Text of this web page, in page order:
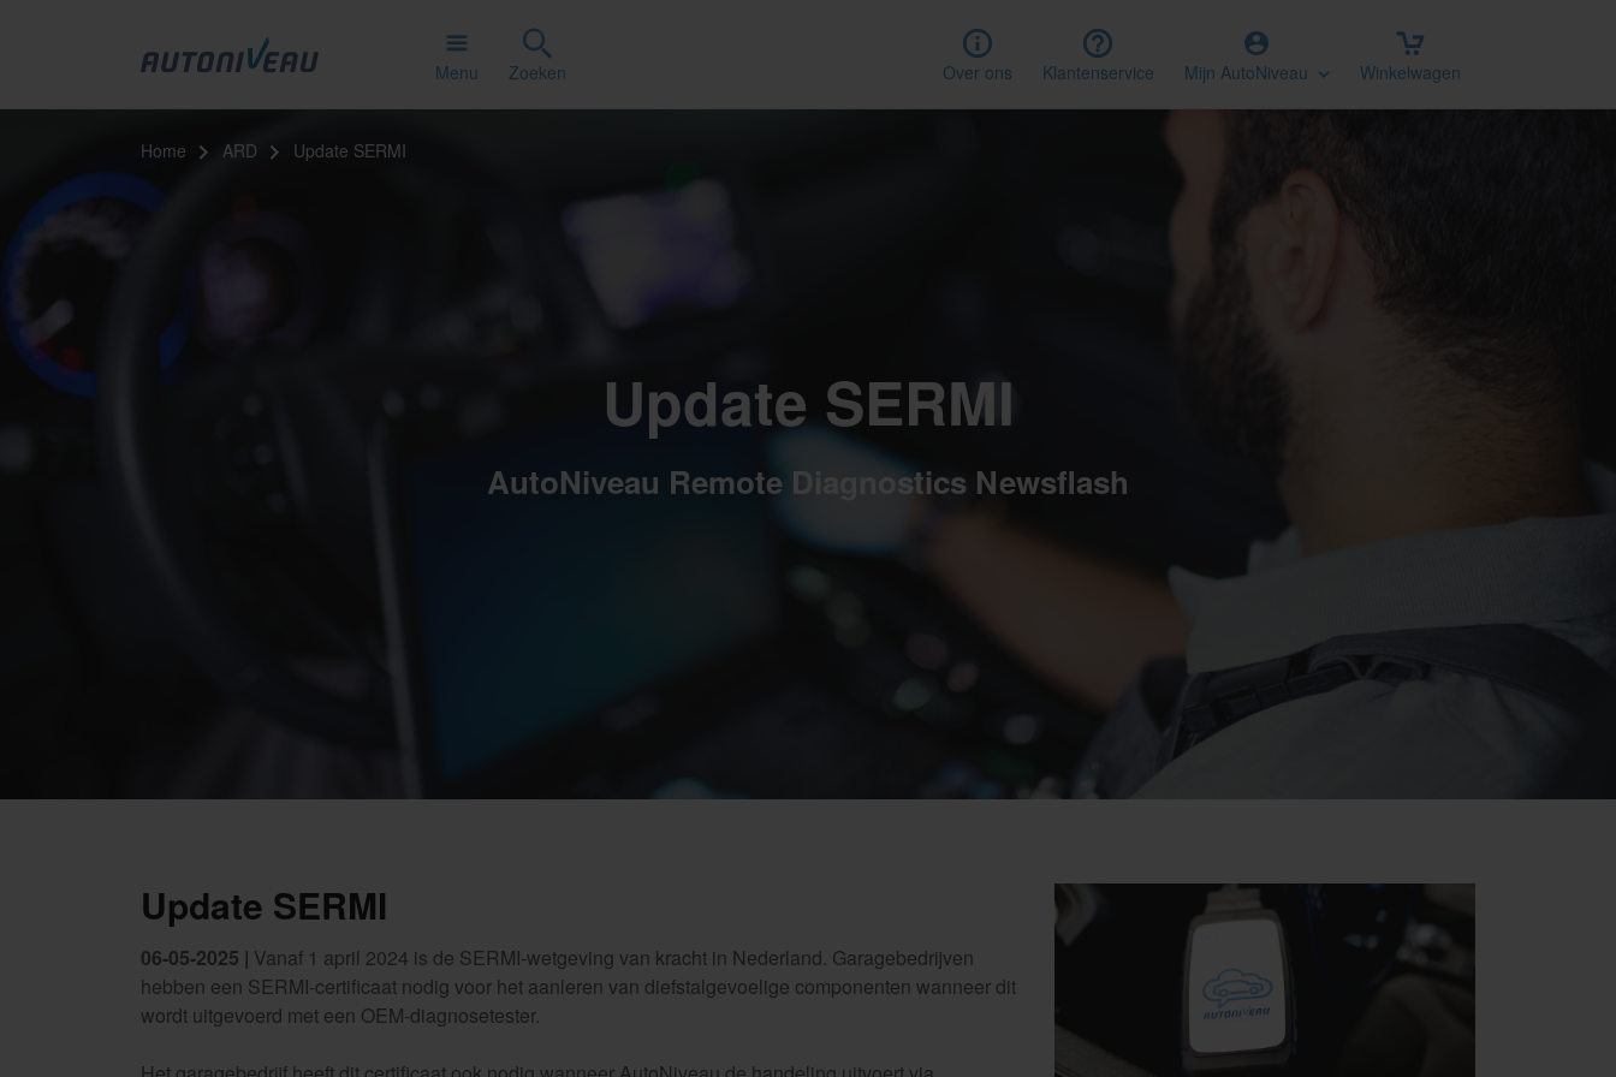
Menu Zoeken Over ons Klantenservice Mijn AutoNiveau Winkelwagen
Home ARD Update SERMI
Update SERMI
AutoNiveau Remote Diagnostics Newsflash
Update SERMI
06-05-2025 | Vanaf 1 april 2024 is de SERMI-wetgeving van kracht in Nederland. Garagebedrijven
hebben een SERMI-certificaat nodig voor het aanleren van diefstalgevoelige componenten wanneer dit
wordt uitgevoerd met een OEM-diagnosetester.